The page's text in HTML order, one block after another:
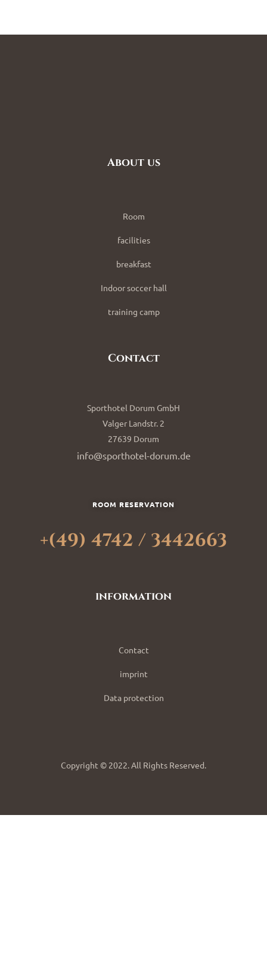
About us
Room
facilities
breakfast
Indoor soccer hall
training camp
Contact
Sporthotel Dorum GmbH
Valger Landstr. 2
27639 Dorum
info@sporthotel-dorum.de
ROOM RESERVATION
+(49) 4742 / 3442663
information
Contact
imprint
Data protection
Copyright © 2022. All Rights Reserved.